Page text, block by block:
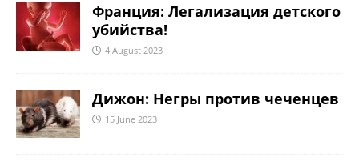
Франция: Легализация детского
убийства!
4 August 2023
Дижон: Негры против чеченцев
15 June 2023